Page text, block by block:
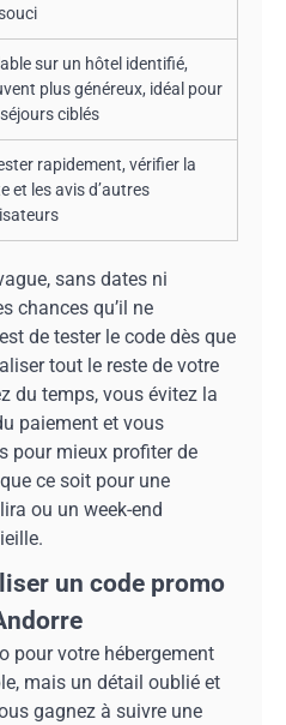
sur un hôtel identifié,
plus généreux, idéal pour
séjours ciblés
rapidement, vérifier la
et les avis d’autres
sans dates ni
chances qu’il ne
de tester le code dès que
tout le reste de votre
du temps, vous évitez la
paiement et vous
pour mieux profiter de
ce soit pour une
ou un week-end
un code promo
pour votre hébergement
mais un détail oublié et
gagnez à suivre une